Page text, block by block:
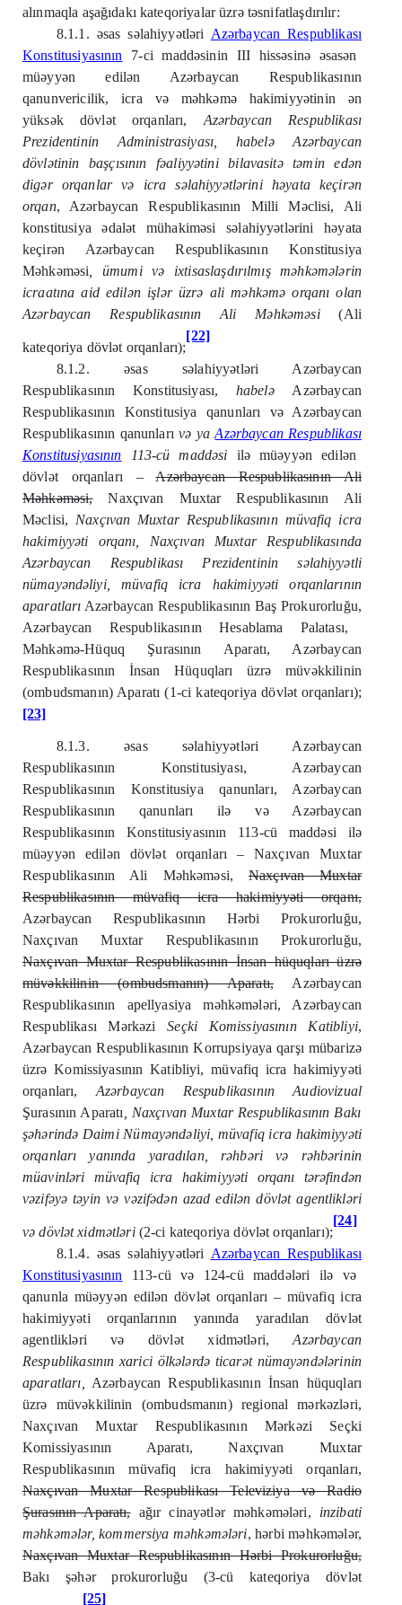
alınmaqla aşağıdakı kateqoriyalar üzrə təsnifatlaşdırılır:
8.1.1. əsas səlahiyyətləri Azərbaycan Respublikası
Konstitusiyasının 7-ci maddəsinin III hissəsinə əsasən
müəyyən edilən Azərbaycan Respublikasının
qanunvericilik, icra və məhkəmə hakimiyyətinin ən
yüksək dövlət orqanları, Azərbaycan Respublikası
Prezidentinin Administrasiyası, habelə Azərbaycan
dövlətinin başçısının fəaliyyətini bilavasitə təmin edən
digər orqanlar və icra səlahiyyətlərini həyata keçirən
orqan, Azərbaycan Respublikasının Milli Məclisi, Ali
konstitusiya ədalət mühakiməsi səlahiyyətlərini həyata
keçirən Azərbaycan Respublikasının Konstitusiya
Məhkəməsi , ümumi və ixtisaslaşdırılmış məhkəmələrin
icraatına aid edilən işlər üzrə ali məhkəmə orqanı olan
Azərbaycan Respublikasının Ali Məhkəməsi(Ali
kateqoriya dövlət orqanları);
[22]
8.1.2. əsas səlahiyyətləri Azərbaycan
Respublikasının Konstitusiyası, habelə
Azərbaycan
Respublikasının Konstitusiya qanunları və Azərbaycan
Respublikasının qanunlarıvə yaAzərbaycan Respublikası
Konstitusiyasının 113-cü maddəsi ilə müəyyən edilən
dövlət orqanları –Azərbaycan Respublikasının Ali
Məhkəməsi,Naxçıvan Muxtar Respublikasının Ali
Məclisi, Naxçıvan Muxtar Respublikasının müvafiq icra
hakimiyyəti orqanı , Naxçıvan Muxtar Respublikasında
Azərbaycan Respublikası Prezidentinin səlahiyyətli
nümayəndəliyi, müvafiq icra hakimiyyəti orqanlarının
aparatları Azərbaycan Respublikasının Baş Prokurorluğu,
Azərbaycan Respublikasının Hesablama Palatası,
Məhkəmə-Hüquq Şurasının Aparatı, Azərbaycan
Respublikasının İnsan Hüquqları üzrə müvəkkilinin
(ombudsmanın) Aparatı (1-ci kateqoriya dövlət orqanları);
[23]
8.1.3. əsas səlahiyyətləri Azərbaycan
Respublikasının Konstitusiyası, Azərbaycan
Respublikasının Konstitusiya qanunları, Azərbaycan
Respublikasının qanunları ilə və Azərbaycan
Respublikasının Konstitusiyasının 113-cü maddəsi ilə
müəyyən edilən dövlət orqanları – Naxçıvan Muxtar
Respublikasının Ali Məhkəməsi, Naxçıvan Muxtar
Respublikasının müvafiq icra hakimiyyəti orqanı,
Azərbaycan Respublikasının Hərbi Prokurorluğu,
Naxçıvan Muxtar Respublikasının Prokurorluğu,
Naxçıvan Muxtar Respublikasının İnsan hüquqları üzrə
müvəkkilinin (ombudsmanın) Aparatı,Azərbaycan
Respublikasının apellyasiya məhkəmələri, Azərbaycan
Respublikası MərkəziSeçki Komissiyasının Katibliyi,
Azərbaycan Respublikasının Korrupsiyaya qarşı mübarizə
üzrə Komissiyasının Katibliyi, müvafiq icra hakimiyyəti
orqanları,Azərbaycan Respublikasının Audiovizual
Şurasının Aparatı, Naxçıvan Muxtar Respublikasının Bakı
şəhərində Daimi Nümayəndəliyi, müvafiq icra hakimiyyəti
orqanları yanında yaradılan, rəhbəri və rəhbərinin
müavinləri müvafiq icra hakimiyyəti orqanı tərəfindən
vəzifəyə təyin və vəzifədən azad edilən dövlət agentlikləri
və dövlət xidmətləri (2-ci kateqoriya dövlət orqanları);
[24]
8.1.4. əsas səlahiyyətləri Azərbaycan Respublikası
Konstitusiyasının 113-cü və 124-cü maddələri ilə və
qanunla müəyyən edilən dövlət orqanları – müvafiq icra
hakimiyyəti orqanlarının yanında yaradılan dövlət
agentlikləri və dövlət xidmətləri,Azərbaycan
Respublikasının xarici ölkələrdə ticarət nümayəndələrinin
aparatları
Azərbaycan Respublikasının İnsan hüquqları
üzrə müvəkkilinin (ombudsmanın) regional mərkəzləri,
Naxçıvan Muxtar Respublikasının Mərkəzi Seçki
Komissiyasının Aparatı, Naxçıvan Muxtar
Respublikasının müvafiq icra hakimiyyəti orqanları,
Naxçıvan Muxtar Respublikası Televiziya və Radio
Şurasının Aparatı,ağır cinayətlər məhkəmələri, inzibati
məhkəmələr, kommersiya məhkəmələri, hərbi məhkəmələr,
Naxçıvan Muxtar Respublikasının Hərbi Prokurorluğu,
Bakı şəhər prokurorluğu (3-cü kateqoriya dövlət
[25]